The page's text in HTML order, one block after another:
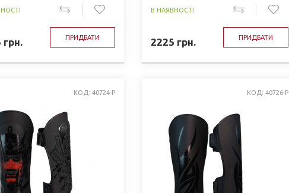
грн. ПРИДБАТИ
В НАЯВНОСТІ
2225 грн. ПРИДБАТИ
КОД: 40724-P КОД: 40726-P